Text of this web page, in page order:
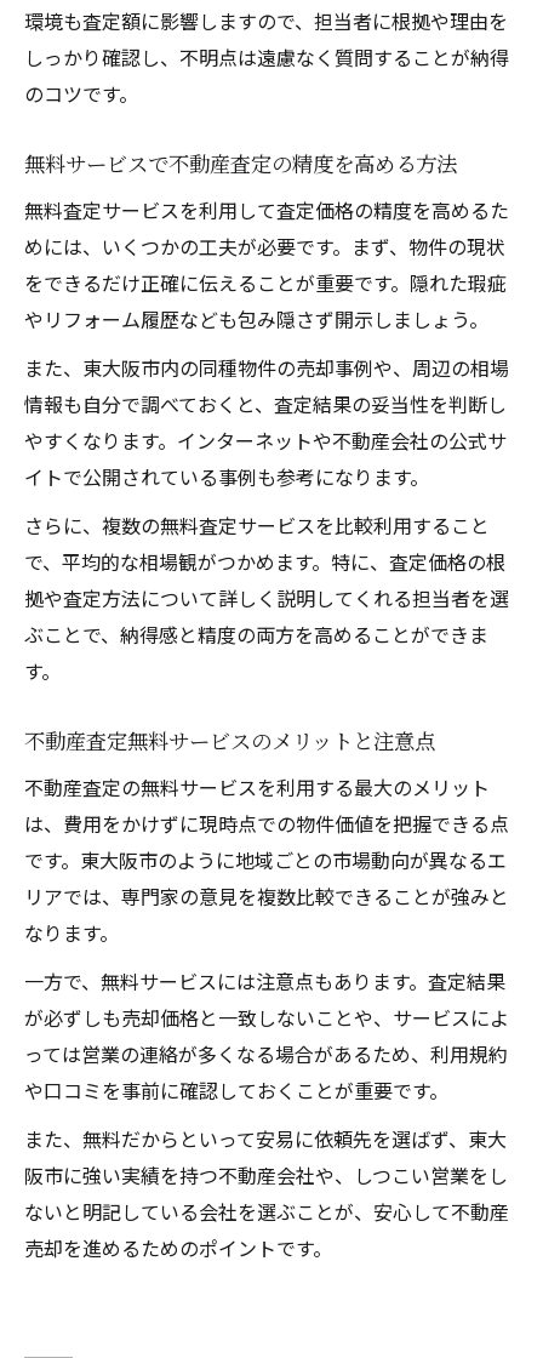
環境も査定額に影響しますので、担当者に根拠や理由を
しっかり確認し、不明点は遠慮なく質問することが納得
のコツです。
無料サービスで不動産査定の精度を高める方法
無料査定サービスを利用して査定価格の精度を高めるた
めには、いくつかの工夫が必要です。まず、物件の現状
をできるだけ正確に伝えることが重要です。隠れた瑕疵
やリフォーム履歴なども包み隠さず開示しましょう。
また、東大阪市内の同種物件の売却事例や、周辺の相場
情報も自分で調べておくと、査定結果の妥当性を判断し
やすくなります。インターネットや不動産会社の公式サ
イトで公開されている事例も参考になります。
さらに、複数の無料査定サービスを比較利用すること
で、平均的な相場観がつかめます。特に、査定価格の根
拠や査定方法について詳しく説明してくれる担当者を選
ぶことで、納得感と精度の両方を高めることができま
す。
不動産査定無料サービスのメリットと注意点
不動産査定の無料サービスを利用する最大のメリット
は、費用をかけずに現時点での物件価値を把握できる点
です。東大阪市のように地域ごとの市場動向が異なるエ
リアでは、専門家の意見を複数比較できることが強みと
なります。
一方で、無料サービスには注意点もあります。査定結果
が必ずしも売却価格と一致しないことや、サービスによ
っては営業の連絡が多くなる場合があるため、利用規約
や口コミを事前に確認しておくことが重要です。
また、無料だからといって安易に依頼先を選ばず、東大
阪市に強い実績を持つ不動産会社や、しつこい営業をし
ないと明記している会社を選ぶことが、安心して不動産
売却を進めるためのポイントです。